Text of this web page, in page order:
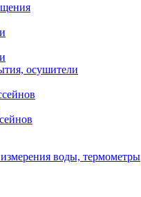
осушители
воды, термометры